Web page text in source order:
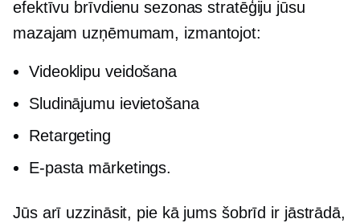
efektīvu brīvdienu sezonas stratēģiju jūsu
mazajam uzņēmumam, izmantojot:
Videoklipu veidošana
Sludinājumu ievietošana
Retargeting
E-pasta mārketings.
Jūs arī uzzināsit, pie kā jums šobrīd ir jāstrādā,